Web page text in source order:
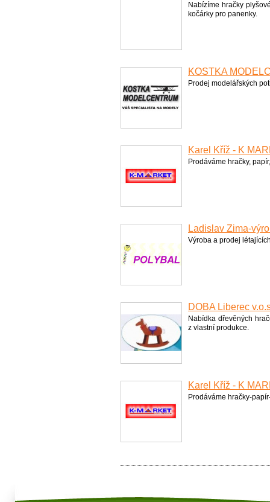
Nabízíme hračky
kočárky pro panenky.
KOSTKA
Prodej modelářských
Karel Kříž - K
Prodáváme hračky,
Ladislav Zima-
Výroba a prodej
DOBA Liberec
Nabídka dřevěných
z vlastní produkce.
Karel Kříž - K
Prodáváme hračky-